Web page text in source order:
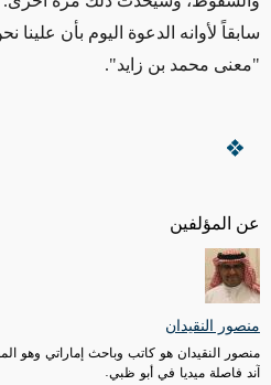
عن المؤلفين
منصور النقيدان
منصور النقيدان هو كاتب وباحث إماراتي
آند فاصلة ميديا في أبو ظبي.
سابقاً لأوانه الدعوة اليوم بأن
"معنى محمد بن زايد".